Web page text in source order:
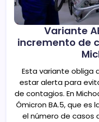
Variante
incremento de
Esta variante obliga
estar alerta para
de contagios. En
Ómicron BA.5, que es
el número de casos